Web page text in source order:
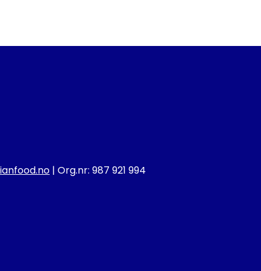
| Org.nr: 987 921 994